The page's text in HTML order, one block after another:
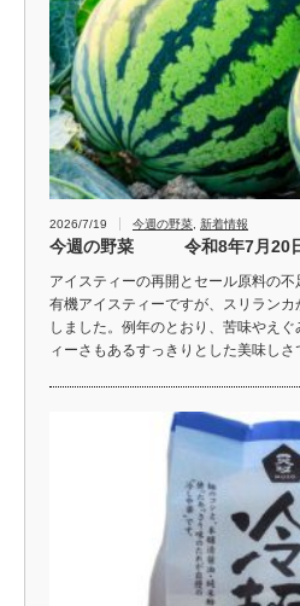
2026/7/19 今週の野菜 新着情報
今週の野菜 令和8年7月20日
アイスティーの再開とセール原料の
有機アイスティーですが、スリラン
しました。例年のとおり、苦味やえ
ィーさもあるすっきりとした美味しさ